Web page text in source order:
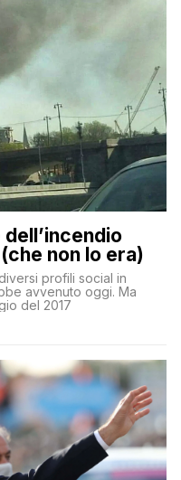
non lo era)
profili social in
avvenuto oggi. Ma
del 2017